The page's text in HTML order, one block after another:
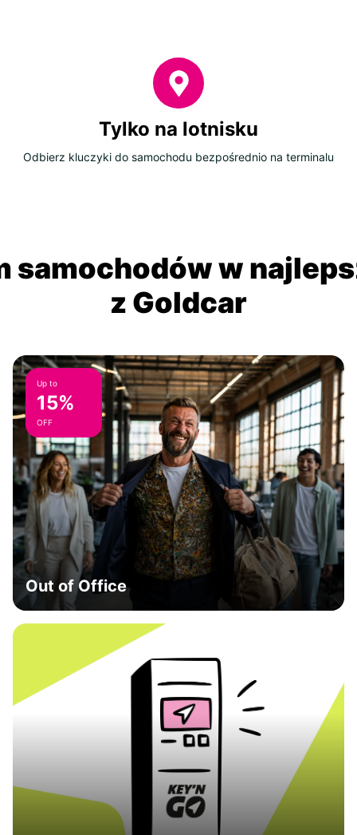
Tylko na lotnisku
Odbierz kluczyki do samochodu bezpośrednio na terminalu
samochodów w
z Goldcar
Up to
15%
OFF
Out of Office